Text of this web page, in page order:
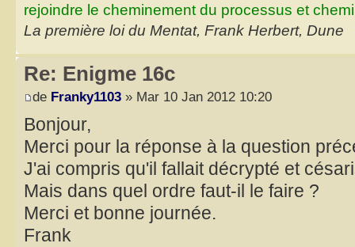
rejoindre le cheminement du processus et
La première loi du Mentat, Frank Herbert, Dune
Re: Enigme 16c
de Franky1103 » Mar 10 Jan 2012 10:20
Bonjour,
Merci pour la réponse à la question
J'ai compris qu'il fallait décrypté et
Mais dans quel ordre faut-il le faire ?
Merci et bonne journée.
Frank